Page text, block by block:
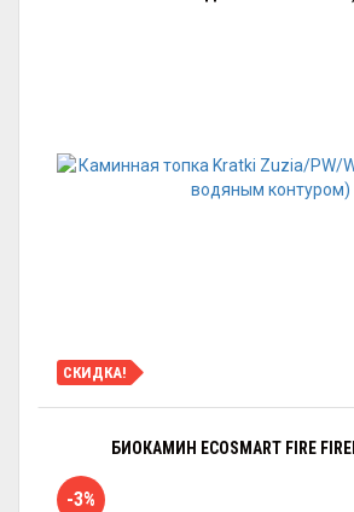
СКИДКА!
БИОКАМИН ECOSMART FIRE
-3%